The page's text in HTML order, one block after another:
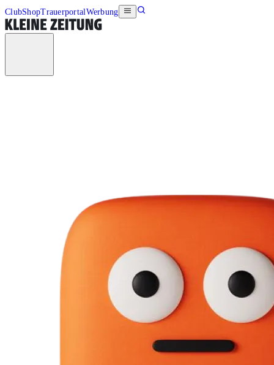
ClubShopTrauerportalWerbung